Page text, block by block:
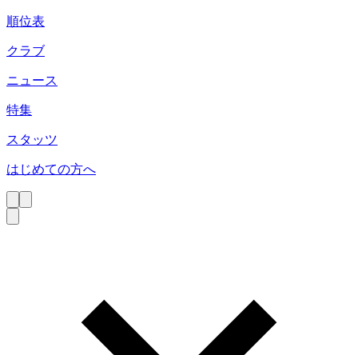
順位表
クラブ
ニュース
特集
スタッツ
はじめての方へ